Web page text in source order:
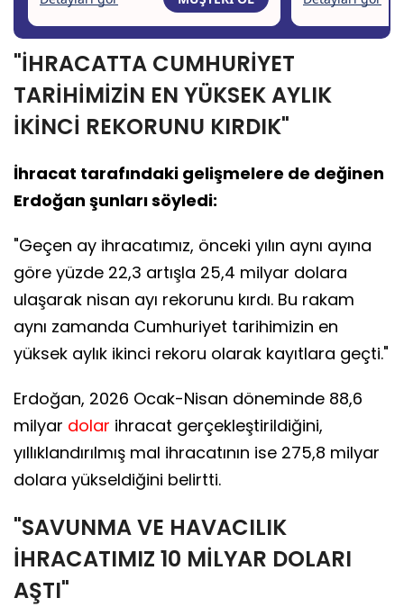
"İHRACATTA CUMHURİYET
TARİHİMİZİN EN YÜKSEK AYLIK
İKİNCİ REKORUNU KIRDIK"
İhracat tarafındaki gelişmelere de değinen
Erdoğan şunları söyledi:
"Geçen ay ihracatımız, önceki yılın aynı ayına
göre yüzde 22,3 artışla 25,4 milyar dolara
ulaşarak nisan ayı rekorunu kırdı. Bu rakam
aynı zamanda Cumhuriyet tarihimizin en
yüksek aylık ikinci rekoru olarak kayıtlara geçti."
Erdoğan, 2026 Ocak-Nisan döneminde 88,6
milyar dolar ihracat gerçekleştirildiğini,
yıllıklandırılmış mal ihracatının ise 275,8 milyar
dolara yükseldiğini belirtti.
"SAVUNMA VE HAVACILIK
İHRACATIMIZ 10 MİLYAR DOLARI
AŞTI"